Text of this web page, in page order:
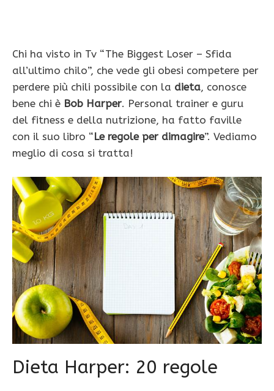
Chi ha visto in Tv “The Biggest Loser – Sfida
all’ultimo chilo”, che vede gli obesi competere per
perdere più chili possibile con la dieta, conosce
bene chi è Bob Harper. Personal trainer e guru
del fitness e della nutrizione, ha fatto faville
con il suo libro “Le regole per dimagire”. Vediamo
meglio di cosa si tratta!
Dieta Harper: 20 regole